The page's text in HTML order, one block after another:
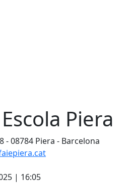
Piera
- 08784 Piera - Barcelona
| 16:05